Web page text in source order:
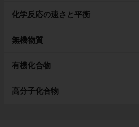
化学反応の速さと平衡
無機物質
有機化合物
高分子化合物